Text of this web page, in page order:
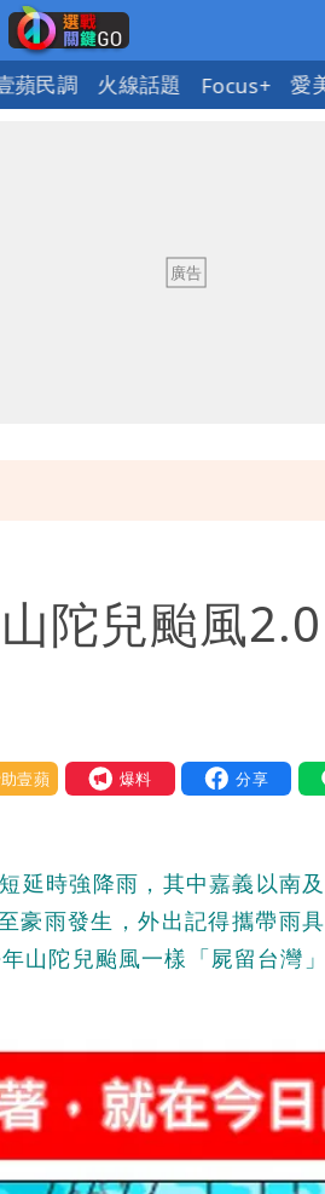
蘋民調 火線話題 Focus+ 愛
陀兒颱風
蘋 我要爆料
延時強降雨，其中嘉義以南
豪雨發生，外出記得攜帶雨
山陀兒颱風一樣「屍留台灣